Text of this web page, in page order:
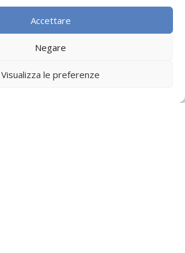
Accettare
Negare
Visualizza le preferenze
la villa perfetta per le tue
perfetta in una villa con piscina